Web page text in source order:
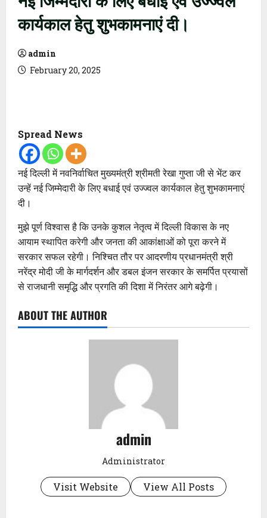
कार्यकाल हेतु शुभकामनाएं दी।
admin
February 20, 2025
Spread News
नई दिल्ली में नवनिर्वाचित मुख्यमंत्री श्रीमती रेखा गुप्ता जी से भेंट कर
उन्हें नई जिम्मेदारी के लिए बधाई एवं उज्ज्वल कार्यकाल हेतु शुभकामनाएं
दी।
मुझे पूर्ण विश्वास है कि उनके कुशल नेतृत्व में दिल्ली विकास के नए
आयाम स्थापित करेगी और जनता की आकांक्षाओं को पूरा करने में
सरकार सफल रहेगी। निश्चित तौर पर आदरणीय प्रधानमंत्री श्री
नरेंद्र मोदी जी के मार्गदर्शन और डबल इंजन सरकार के समर्पित प्रयासों
से राजधानी समृद्धि और प्रगति की दिशा में निरंतर आगे बढ़ेगी।
ABOUT THE AUTHOR
admin
Administrator
Visit Website View All Posts